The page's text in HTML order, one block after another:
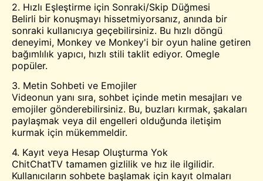
2. Hızlı Eşleştirme için Sonraki/Skip Düğmesi
Belirli bir konuşmayı hissetmiyorsanız, anında bir
sonraki kullanıcıya geçebilirsiniz. Bu hızlı döngü
deneyimi, Monkey ve Monkey'i bir oyun haline getiren
bağımlılık yapıcı, hızlı stili taklit ediyor. Omegle
popüler.
3. Metin Sohbeti ve Emojiler
Videonun yanı sıra, sohbet içinde metin mesajları ve
emojiler gönderebilirsiniz. Bu, buzları kırmak, şakaları
paylaşmak veya dil engelleri olduğunda iletişim
kurmak için mükemmeldir.
4. Kayıt veya Hesap Oluşturma Yok
ChitChatTV tamamen gizlilik ve hız ile ilgilidir.
Kullanıcıların sohbete başlamak için kayıt olmaları